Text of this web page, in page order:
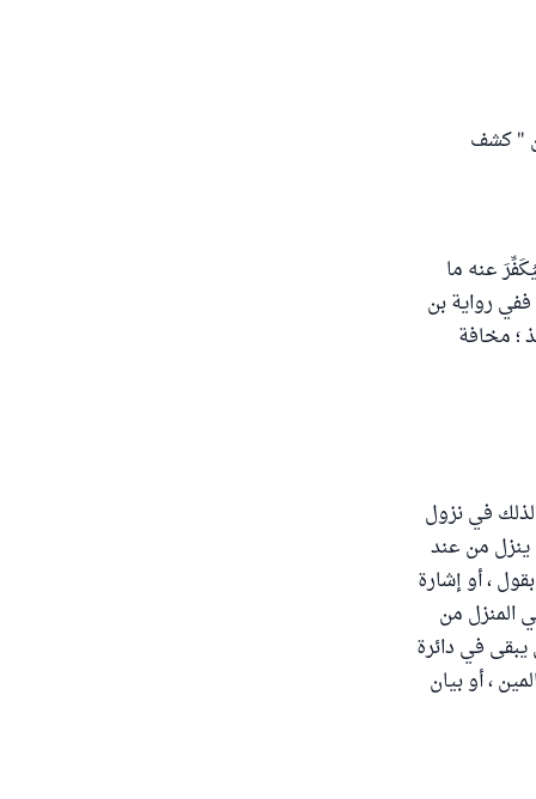
" كشف
عنه ما
رواية بن
؛ مخافة
في نزول
ينزل من عند
، أو إشارة
المنزل من
يبقى في دائرة
، أو بيان